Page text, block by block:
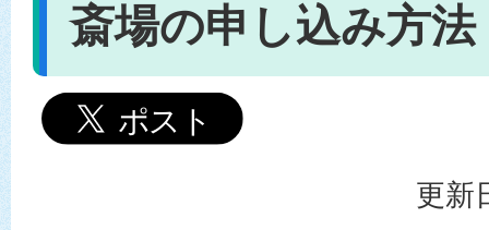
斎場の申し込み方法
更新